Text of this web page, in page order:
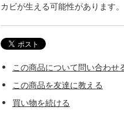
カビが生える可能性があります。
この商品について問い合わせ
この商品を友達に教える
買い物を続ける